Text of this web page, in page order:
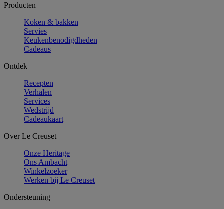
Producten
Koken & bakken
Servies
Keukenbenodigdheden
Cadeaus
Ontdek
Recepten
Verhalen
Services
Wedstrijd
Cadeaukaart
Over Le Creuset
Onze Heritage
Ons Ambacht
Winkelzoeker
Werken bij Le Creuset
Ondersteuning